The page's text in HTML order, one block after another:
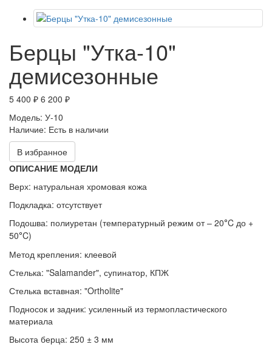
Берцы "Утка-10"
демисезонные
5 400 ₽ 6 200 ₽
Модель: У-10
Наличие: Есть в наличии
В избранное
ОПИСАНИЕ МОДЕЛИ
Верх: натуральная хромовая кожа
Подкладка: отсутствует
Подошва: полиуретан (температурный режим от – 20°C до +
50°C)
Метод крепления: клеевой
Стелька: "Salamander", супинатор, КПЖ
Стелька вставная: "Ortholite"
Подносок и задник: усиленный из термопластического
материала
Высота берца: 250 ± 3 мм